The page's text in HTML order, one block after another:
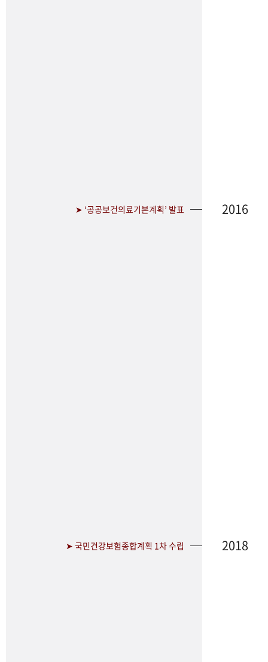
➤ ‘공공보건의료기본계획’ 발표 2016
➤ 국민건강보험종합계획 1차 수립 2018